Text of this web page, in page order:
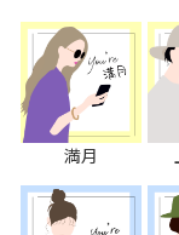
満月